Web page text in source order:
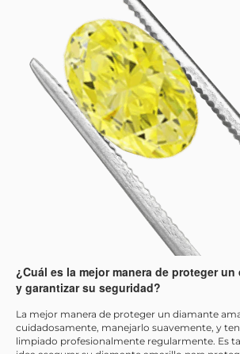
¿Cuál es la mejor manera de proteger
y garantizar su seguridad?
La mejor manera de proteger un diamante
cuidadosamente, manejarlo suavemente, y
limpiado profesionalmente regularmente. Es